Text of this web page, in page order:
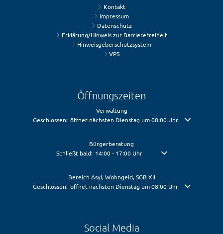
Kontakt
Impressum
Datenschutz
Erklärung/Hinweis zur Barrierefreiheit
Hinweisgeberschutzsystem
VPS
Öffnungszeiten
Verwaltung
Klicken, um weitere Öffnungs- oder Schließzeiten auszublenden
Geschlossen: öffnet nächsten Dienstag um 08:00 Uhr
Bürgerberatung
Klicken, um weitere Öffnungs- oder Schließzeiten
Schließt bald: 14:00- 17:00Uhr Von 14:00 bis 17:00 Uhr
Bereich Asyl, Wohngeld, SGB XII
Klicken, um weitere Öffnungs- oder Schließzeiten auszublenden
Geschlossen: öffnet nächsten Dienstag um 08:00 Uhr
Social Media